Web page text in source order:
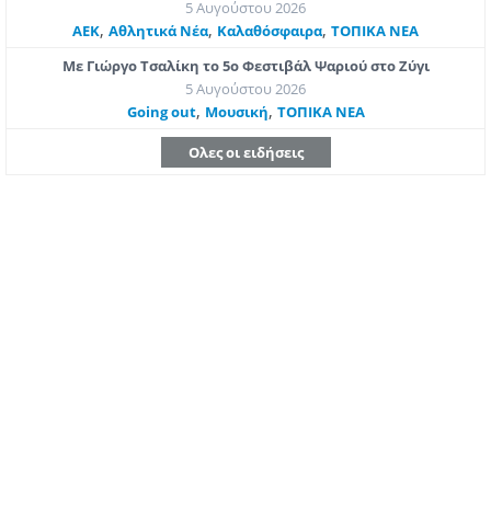
5 Αυγούστου 2026
ΑΕΚ, Αθλητικά Νέα, Καλαθόσφαιρα, ΤΟΠΙΚΑ ΝΕΑ
Με Γιώργο Τσαλίκη το 5ο Φεστιβάλ Ψαριού στο Ζύγι
5 Αυγούστου 2026
Going out, Μουσική, ΤΟΠΙΚΑ ΝΕΑ
Ολες οι ειδήσεις